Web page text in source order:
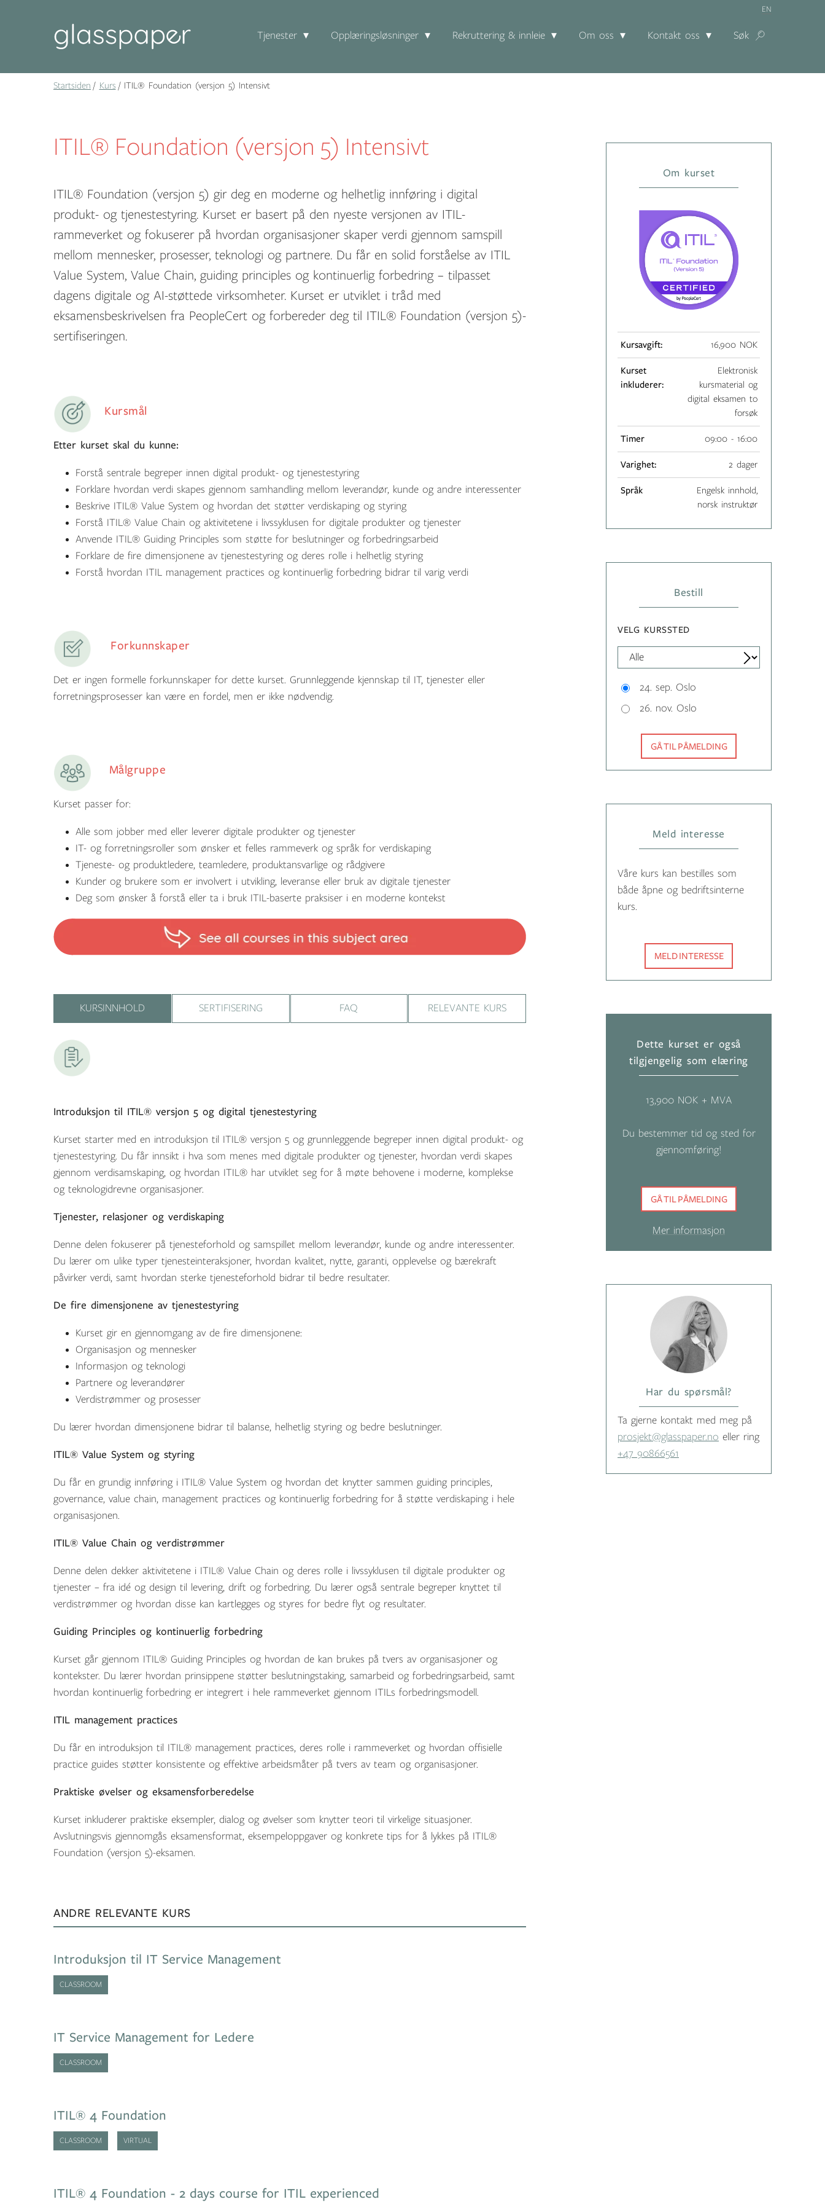
EN
Tjenester Opplæringsløsninger Rekruttering & innleie Om oss Kontakt oss Søk
Startsiden Kurs ITIL® Foundation (versjon 5) Intensivt
ITIL® Foundation (versjon 5) Intensivt
ITIL® Foundation (versjon 5) gir deg en moderne og helhetlig innføring i digital
produkt- og tjenestestyring. Kurset er basert på den nyeste versjonen av ITIL-
rammeverket og fokuserer på hvordan organisasjoner skaper verdi gjennom samspill
mellom mennesker, prosesser, teknologi og partnere. Du får en solid forståelse av ITIL
Value System, Value Chain, guiding principles og kontinuerlig forbedring – tilpasset
dagens digitale og AI-støttede virksomheter. Kurset er utviklet i tråd med
eksamensbeskrivelsen fra PeopleCert og forbereder deg til ITIL® Foundation (versjon 5)-
sertifiseringen.
Kursmål
Etter kurset skal du kunne:
Forstå sentrale begreper innen digital produkt- og tjenestestyring
Forklare hvordan verdi skapes gjennom samhandling mellom leverandør, kunde og andre interessenter
Beskrive ITIL® Value System og hvordan det støtter verdiskaping og styring
Forstå ITIL® Value Chain og aktivitetene i livssyklusen for digitale produkter og tjenester
Anvende ITIL® Guiding Principles som støtte for beslutninger og forbedringsarbeid
Forklare de fire dimensjonene av tjenestestyring og deres rolle i helhetlig styring
Forstå hvordan ITIL management practices og kontinuerlig forbedring bidrar til varig verdi
Forkunnskaper
Det er ingen formelle forkunnskaper for dette kurset. Grunnleggende kjennskap til IT, tjenester eller
forretningsprosesser kan være en fordel, men er ikke nødvendig.
Målgruppe
Kurset passer for:
Alle som jobber med eller leverer digitale produkter og tjenester
IT- og forretningsroller som ønsker et felles rammeverk og språk for verdiskaping
Tjeneste- og produktledere, teamledere, produktansvarlige og rådgivere
Kunder og brukere som er involvert i utvikling, leveranse eller bruk av digitale tjenester
Deg som ønsker å forstå eller ta i bruk ITIL-baserte praksiser i en moderne kontekst
KURSINNHOLD SERTIFISERING FAQ RELEVANTE KURS
Introduksjon til ITIL® versjon 5 og digital tjenestestyring
Kurset starter med en introduksjon til ITIL® versjon 5 og grunnleggende begreper innen digital produkt- og
tjenestestyring. Du får innsikt i hva som menes med digitale produkter og tjenester, hvordan verdi skapes
gjennom verdisamskaping, og hvordan ITIL® har utviklet seg for å møte behovene i moderne, komplekse
og teknologidrevne organisasjoner.
Tjenester, relasjoner og verdiskaping
Denne delen fokuserer på tjenesteforhold og samspillet mellom leverandør, kunde og andre interessenter.
Du lærer om ulike typer tjenesteinteraksjoner, hvordan kvalitet, nytte, garanti, opplevelse og bærekraft
påvirker verdi, samt hvordan sterke tjenesteforhold bidrar til bedre resultater.
De fire dimensjonene av tjenestestyring
Kurset gir en gjennomgang av de fire dimensjonene:
Organisasjon og mennesker
Informasjon og teknologi
Partnere og leverandører
Verdistrømmer og prosesser
Du lærer hvordan dimensjonene bidrar til balanse, helhetlig styring og bedre beslutninger.
ITIL® Value System og styring
Du får en grundig innføring i ITIL® Value System og hvordan det knytter sammen guiding principles,
governance, value chain, management practices og kontinuerlig forbedring for å støtte verdiskaping i hele
organisasjonen.
ITIL® Value Chain og verdistrømmer
Denne delen dekker aktivitetene i ITIL® Value Chain og deres rolle i livssyklusen til digitale produkter og
tjenester – fra idé og design til levering, drift og forbedring. Du lærer også sentrale begreper knyttet til
verdistrømmer og hvordan disse kan kartlegges og styres for bedre flyt og resultater.
Guiding Principles og kontinuerlig forbedring
Kurset går gjennom ITIL® Guiding Principles og hvordan de kan brukes på tvers av organisasjoner og
kontekster. Du lærer hvordan prinsippene støtter beslutningstaking, samarbeid og forbedringsarbeid, samt
hvordan kontinuerlig forbedring er integrert i hele rammeverket gjennom ITILs forbedringsmodell.
ITIL management practices
Du får en introduksjon til ITIL® management practices, deres rolle i rammeverket og hvordan offisielle
practice guides støtter konsistente og effektive arbeidsmåter på tvers av team og organisasjoner.
Praktiske øvelser og eksamensforberedelse
Kurset inkluderer praktiske eksempler, dialog og øvelser som knytter teori til virkelige situasjoner.
Avslutningsvis gjennomgås eksamensformat, eksempeloppgaver og konkrete tips for å lykkes på ITIL®
Foundation (versjon 5)-eksamen.
Om kurset
Kursavgift: 16,900 NOK
Kurset
inkluderer:
Elektronisk
kursmaterial og
digital eksamen to
forsøk
Timer 09:00 - 16:00
Varighet: 2 dager
Språk
Engelsk innhold,
norsk instruktør
Bestill
VELG KURSSTED
24. sep. Oslo
26. nov. Oslo
GÅ TIL PÅMELDING
Meld interesse
Våre kurs kan bestilles som
både åpne og bedriftsinterne
kurs.
MELD INTERESSE
Dette kurset er også
tilgjengelig som elæring
13,900 NOK + MVA
Du bestemmer tid og sted for
gjennomføring!
GÅ TIL PÅMELDING
Mer informasjon
Har du spørsmål?
Ta gjerne kontakt med meg på
prosjekt@glasspaper.no eller ring
+47 90866561
ANDRE RELEVANTE KURS
Introduksjon til IT Service Management
CLASSROOM
IT Service Management for Ledere
CLASSROOM
ITIL® 4 Foundation
CLASSROOM VIRTUAL
ITIL® 4 Foundation - 2 days course for ITIL experienced